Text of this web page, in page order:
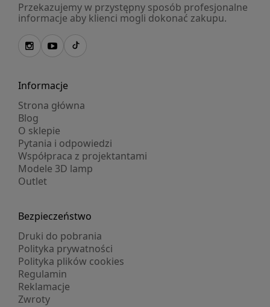
Przekazujemy w przystępny sposób profesjonalne
informacje aby klienci mogli dokonać zakupu.
Informacje
Strona główna
Blog
O sklepie
Pytania i odpowiedzi
Współpraca z projektantami
Modele 3D lamp
Outlet
Bezpieczeństwo
Druki do pobrania
Polityka prywatności
Polityka plików cookies
Regulamin
Reklamacje
Zwroty